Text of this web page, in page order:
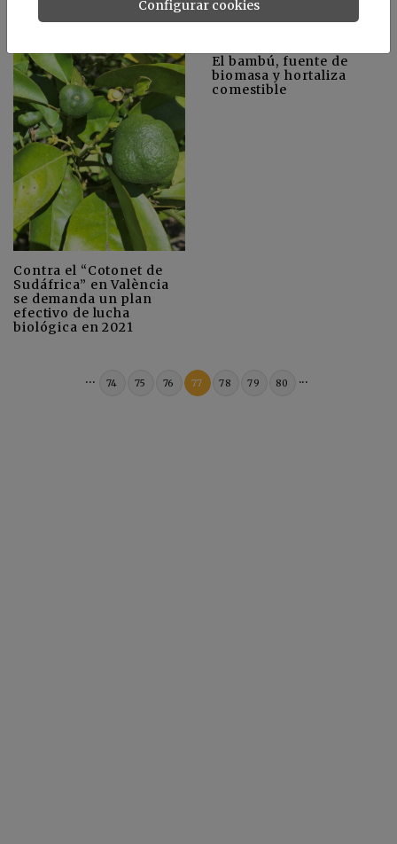
Contra el “Cotonet de
Sudáfrica” en València
se demanda un plan
efectivo de lucha
biológica en 2021
El bambú, fuente de
biomasa y hortaliza
comestible
... 74 75 76 77 78 79 80 ...
Configurar cookies